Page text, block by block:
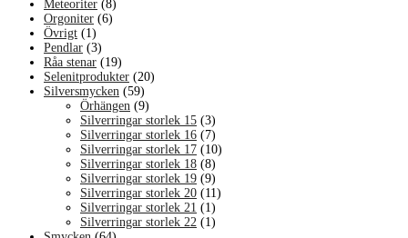
Meteoriter (8)
Orgoniter (6)
Övrigt (1)
Pendlar (3)
Råa stenar (19)
Selenitprodukter (20)
Silversmycken (59)
Örhängen (9)
Silverringar storlek 15 (3)
Silverringar storlek 16 (7)
Silverringar storlek 17 (10)
Silverringar storlek 18 (8)
Silverringar storlek 19 (9)
Silverringar storlek 20 (11)
Silverringar storlek 21 (1)
Silverringar storlek 22 (1)